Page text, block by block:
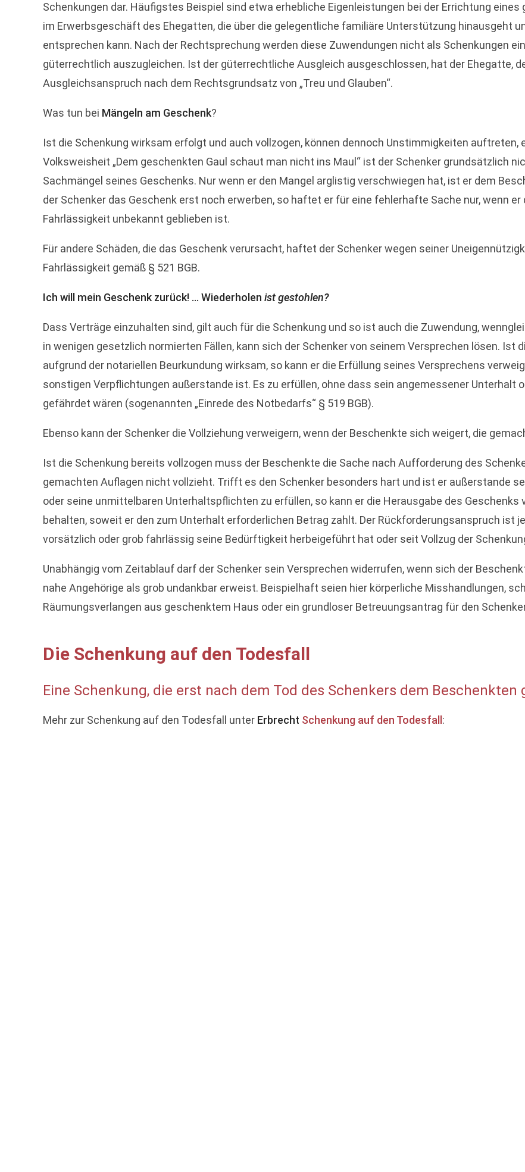
Schenkungen dar. Häufigstes Beispiel sind etwa erhebliche Eigenleistungen bei der Errichtung
im Erwerbsgeschäft des Ehegatten, die über die gelegentliche familiäre Unterstützung hinausgeht
entsprechen kann. Nach der Rechtsprechung werden diese Zuwendungen nicht als Schenkungen
güterrechtlich auszugleichen. Ist der güterrechtliche Ausgleich ausgeschlossen, hat der Ehegatte,
Ausgleichsanspruch nach dem Rechtsgrundsatz von „Treu und Glauben“.
Was tun bei Mängeln am Geschenk?
Ist die Schenkung wirksam erfolgt und auch vollzogen, können dennoch Unstimmigkeiten
Volksweisheit „Dem geschenkten Gaul schaut man nicht ins Maul“ ist der Schenker grundsätzlich
Sachmängel seines Geschenks. Nur wenn er den Mangel arglistig verschwiegen hat, ist er dem
der Schenker das Geschenk erst noch erwerben, so haftet er für eine fehlerhafte Sache nur, wenn
Fahrlässigkeit unbekannt geblieben ist.
Für andere Schäden, die das Geschenk verursacht, haftet der Schenker wegen seiner
Fahrlässigkeit gemäß § 521 BGB.
Ich will mein Geschenk zurück! ... Wiederholen ist gestohlen?
Dass Verträge einzuhalten sind, gilt auch für die Schenkung und so ist auch die Zuwendung,
in wenigen gesetzlich normierten Fällen, kann sich der Schenker von seinem Versprechen lösen. Ist
aufgrund der notariellen Beurkundung wirksam, so kann er die Erfüllung seines Versprechens
sonstigen Verpflichtungen außerstande ist. Es zu erfüllen, ohne dass sein angemessener Unterhalt
gefährdet wären (sogenannten „Einrede des Notbedarfs“ § 519 BGB).
Ebenso kann der Schenker die Vollziehung verweigern, wenn der Beschenkte sich weigert, die
Ist die Schenkung bereits vollzogen muss der Beschenkte die Sache nach Aufforderung des
gemachten Auflagen nicht vollzieht. Trifft es den Schenker besonders hart und ist er außerstande
oder seine unmittelbaren Unterhaltspflichten zu erfüllen, so kann er die Herausgabe des Geschenks
behalten, soweit er den zum Unterhalt erforderlichen Betrag zahlt. Der Rückforderungsanspruch ist
vorsätzlich oder grob fahrlässig seine Bedürftigkeit herbeigeführt hat oder seit Vollzug der
Unabhängig vom Zeitablauf darf der Schenker sein Versprechen widerrufen, wenn sich der
nahe Angehörige als grob undankbar erweist. Beispielhaft seien hier körperliche Misshandlungen,
Räumungsverlangen aus geschenktem Haus oder ein grundloser Betreuungsantrag für den
Die Schenkung auf den Todesfall
Eine Schenkung, die erst nach dem Tod des Schenkers dem
Mehr zur Schenkung auf den Todesfall unter Erbrecht Schenkung auf den Todesfall :